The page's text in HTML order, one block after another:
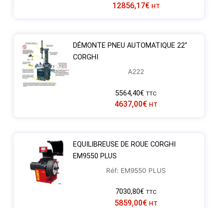
12856,17€ HT
DÉMONTE PNEU AUTOMATIQUE 22″
CORGHI
A222
5564,40€ TTC
4637,00€ HT
EQUILIBREUSE DE ROUE CORGHI
EM9550 PLUS
Réf: EM9550 PLUS
7030,80€ TTC
5859,00€ HT